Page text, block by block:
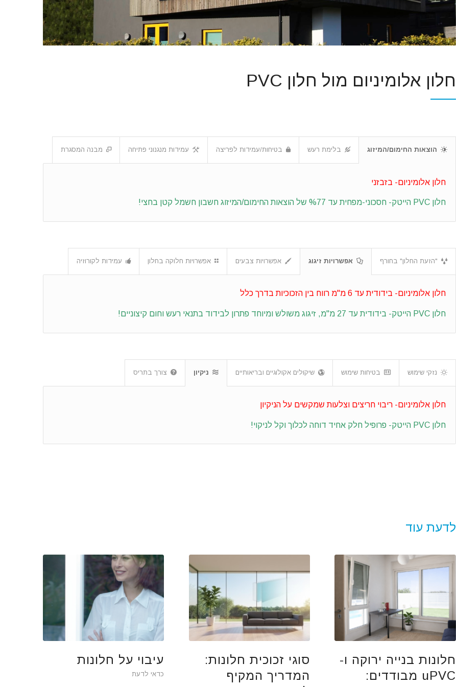
חלון אלומיניום מול חלון PVC
הוצאות החימום/המיזוג בלימת רעש בטיחות/עמידות לפריצה עמידות מנגנוני פתיחה מבנה המסגרת
חלון אלומיניום- בזבזני
חלון PVC הייטק- חסכוני-מפחית עד %77 של הוצאות החימום/המיזוגחשבון חשמל קטן בחצי!
"הזעת החלון" בחורף אפשרויות זיגוג אפשרויות צבעים אפשרויות חלוקה בחלון עמידות לקורוזיה
חלון אלומיניום- בידודית עד 6 מ"מ רווח בין הזכוכיות בדרך כלל
חלון PVC הייטק- בידודית עד 27 מ"מ, זיגוג משולש ומיוחד פתרון לבידוד בתנאי רעש וחום קיצוניים!
נזקי שימוש בטיחות שימוש שיקולים אקולוגיים ובריאותיים ניקיון צורך בתריס
חלון אלומיניום- ריבוי חריצים וצלעות שמקשים על הניקיון
חלון PVC הייטק- פרופיל חלק אחיד דוחה לכלוך וקל לניקוי!
לדעת עוד
חלונות בנייה ירוקה ו-
uPVC מבודדים:
סוגי זכוכית חלונות:
המדריך המקיף
עיבוי על חלונות
כדאי לדעת